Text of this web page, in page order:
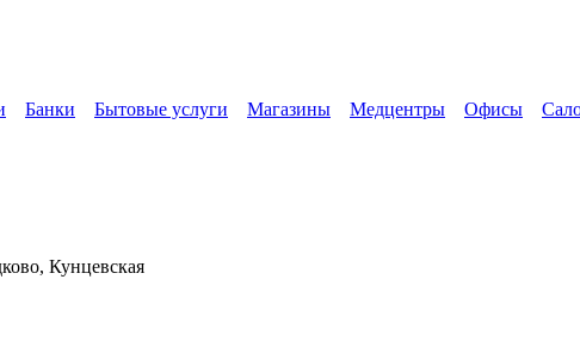
Банки Бытовые услуги Магазины Медцентры Офисы
Кунцевская